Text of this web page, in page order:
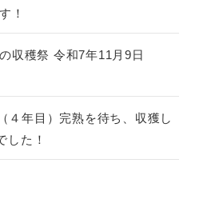
！
収穫祭 令和7年11月9日
（４年目）完熟を待ち、収獲し
した！